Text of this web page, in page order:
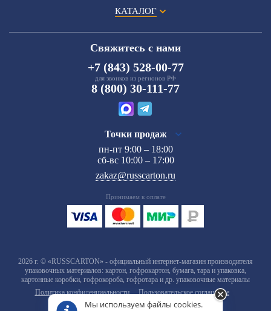
КАТАЛОГ
Свяжитесь с нами
+7 (843) 528-00-77
для звонков из регионов РФ
8 (800) 30-111-77
Точки продаж
пн-пт 9:00 – 18:00
сб-вс 10:00 – 17:00
zakaz@russcarton.ru
Принимаем к оплате
2026 г. © «RUSSCARTON» - официальный интернет-магазин производителя
упаковочных материалов: картон, гофрокартон, бумага, тара и упаковка,
картонные коробки, гофрокороба, гофротара и др. упаковочные материалы
Политика конфиденциальности
Пользовательское соглашение
Мы используем файлы cookies.